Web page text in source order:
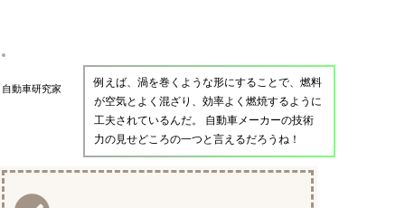
自動車研究家
例えば、渦を巻くような形にすることで、燃料
が空気とよく混ざり、効率よく燃焼するように
工夫されているんだ。 自動車メーカーの技術
力の見せどころの一つと言えるだろうね！